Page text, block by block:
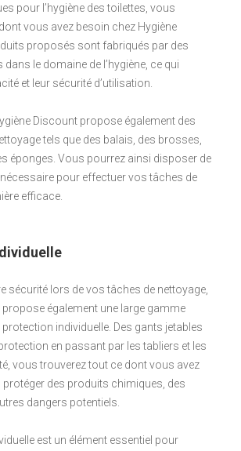
pour l’hygiène des toilettes, vous
vous avez besoin chez Hygiène
proposés sont fabriqués par des
le domaine de l’hygiène, ce qui
et leur sécurité d’utilisation.
Discount propose également des
tels que des balais, des brosses,
éponges. Vous pourrez ainsi disposer de
pour effectuer vos tâches de
efficace.
sécurité lors de vos tâches de nettoyage,
également une large gamme
protection individuelle. Des gants jetables
en passant par les tabliers et les
vous trouverez tout ce dont vous avez
des produits chimiques, des
dangers potentiels.
est un élément essentiel pour